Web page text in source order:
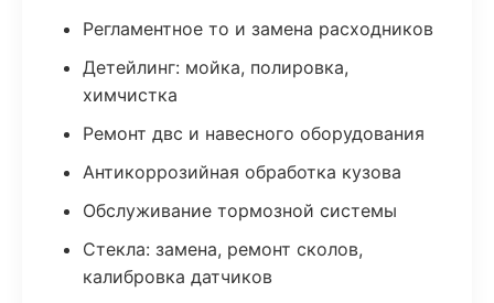
Регламентное то и замена расходников
Детейлинг: мойка, полировка,
химчистка
Ремонт двс и навесного оборудования
Антикоррозийная обработка кузова
Обслуживание тормозной системы
Стекла: замена, ремонт сколов,
калибровка датчиков